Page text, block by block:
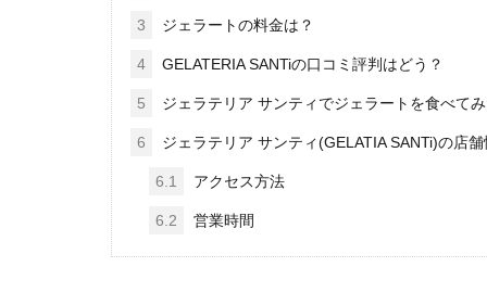
3 ジェラートの料金は？
4 GELATERIA SANTiの口コミ評判はどう？
5 ジェラテリア サンティでジェラートを食べてみ
6 ジェラテリア サンティ(GELATIA SANTi)の店舗
6.1 アクセス方法
6.2 営業時間